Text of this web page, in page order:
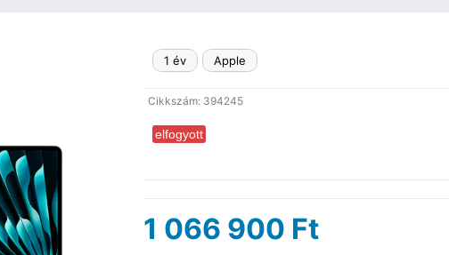
1 év Apple
Cikkszám: 394245
elfogyott
1 066 900 Ft